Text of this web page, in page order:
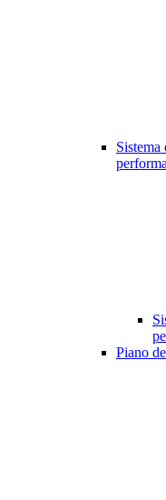
Piano